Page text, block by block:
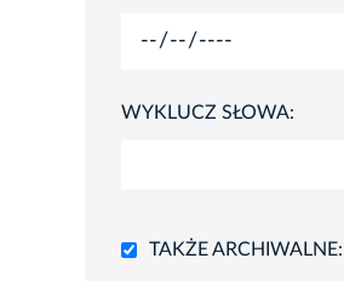
WYKLUCZ SŁOWA:
TAKŻE ARCHIWALNE: